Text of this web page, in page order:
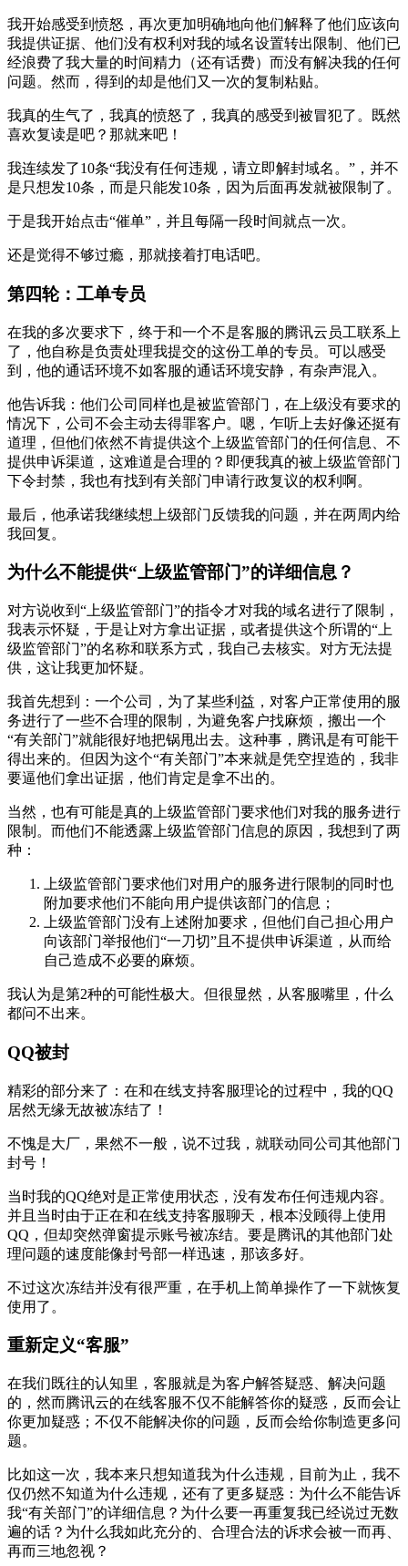
我开始感受到愤怒，再次更加明确地向他们解释了他们应该向
我提供证据、他们没有权利对我的域名设置转出限制、他们已
经浪费了我大量的时间精力（还有话费）而没有解决我的任何
问题。然而，得到的却是他们又一次的复制粘贴。
我真的生气了，我真的愤怒了，我真的感受到被冒犯了。既然
喜欢复读是吧？那就来吧！
我连续发了10条“我没有任何违规，请立即解封域名。”，并不
是只想发10条，而是只能发10条，因为后面再发就被限制了。
于是我开始点击“催单”，并且每隔一段时间就点一次。
还是觉得不够过瘾，那就接着打电话吧。
第四轮：工单专员
在我的多次要求下，终于和一个不是客服的腾讯云员工联系上
了，他自称是负责处理我提交的这份工单的专员。可以感受
到，他的通话环境不如客服的通话环境安静，有杂声混入。
他告诉我：他们公司同样也是被监管部门，在上级没有要求的
情况下，公司不会主动去得罪客户。嗯，乍听上去好像还挺有
道理，但他们依然不肯提供这个上级监管部门的任何信息、不
提供申诉渠道，这难道是合理的？即便我真的被上级监管部门
下令封禁，我也有找到有关部门申请行政复议的权利啊。
最后，他承诺我继续想上级部门反馈我的问题，并在两周内给
我回复。
为什么不能提供“上级监管部门”的详细信息？
对方说收到“上级监管部门”的指令才对我的域名进行了限制，
我表示怀疑，于是让对方拿出证据，或者提供这个所谓的“上
级监管部门”的名称和联系方式，我自己去核实。对方无法提
供，这让我更加怀疑。
我首先想到：一个公司，为了某些利益，对客户正常使用的服
务进行了一些不合理的限制，为避免客户找麻烦，搬出一个
“有关部门”就能很好地把锅甩出去。这种事，腾讯是有可能干
得出来的。但因为这个“有关部门”本来就是凭空捏造的，我非
要逼他们拿出证据，他们肯定是拿不出的。
当然，也有可能是真的上级监管部门要求他们对我的服务进行
限制。而他们不能透露上级监管部门信息的原因，我想到了两
种：
上级监管部门要求他们对用户的服务进行限制的同时也
附加要求他们不能向用户提供该部门的信息；
上级监管部门没有上述附加要求，但他们自己担心用户
向该部门举报他们“一刀切”且不提供申诉渠道，从而给
自己造成不必要的麻烦。
我认为是第2种的可能性极大。但很显然，从客服嘴里，什么
都问不出来。
QQ被封
精彩的部分来了：在和在线支持客服理论的过程中，我的QQ
居然无缘无故被冻结了！
不愧是大厂，果然不一般，说不过我，就联动同公司其他部门
封号！
当时我的QQ绝对是正常使用状态，没有发布任何违规内容。
并且当时由于正在和在线支持客服聊天，根本没顾得上使用
QQ，但却突然弹窗提示账号被冻结。要是腾讯的其他部门处
理问题的速度能像封号部一样迅速，那该多好。
不过这次冻结并没有很严重，在手机上简单操作了一下就恢复
使用了。
重新定义“客服”
在我们既往的认知里，客服就是为客户解答疑惑、解决问题
的，然而腾讯云的在线客服不仅不能解答你的疑惑，反而会让
你更加疑惑；不仅不能解决你的问题，反而会给你制造更多问
题。
比如这一次，我本来只想知道我为什么违规，目前为止，我不
仅仍然不知道为什么违规，还有了更多疑惑：为什么不能告诉
我“有关部门”的详细信息？为什么要一再重复我已经说过无数
遍的话？为什么我如此充分的、合理合法的诉求会被一而再、
再而三地忽视？